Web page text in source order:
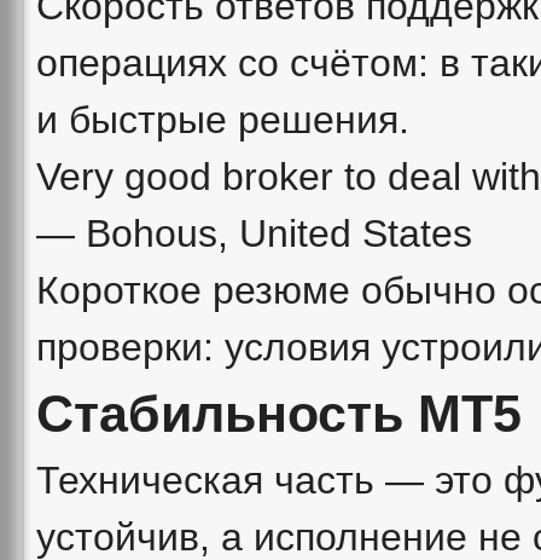
операциях со счётом: в
и быстрые решения.
Very good broker to deal
— Bohous, United States
Короткое резюме обычно
проверки: условия
Стабильность MT5
Техническая часть — это
устойчив, а исполнение